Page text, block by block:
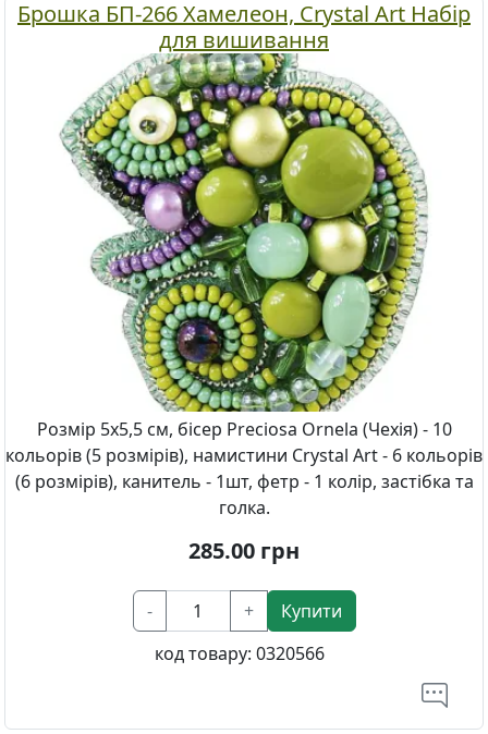
Брошка БП-266 Хамелеон, Crystal Art Набір
для вишивання
Розмір 5х5,5 см, бісер Preciosa Ornela (Чехія) - 10
кольорів (5 розмірів), намистини Crystal Art - 6 кольорів
(6 розмірів), канитель - 1шт, фетр - 1 колір, застібка та
голка.
285.00 грн
- +
Купити
код товару: 0320566